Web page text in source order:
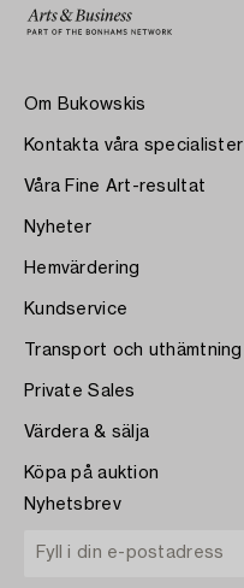
Om Bukowskis
Kontakta våra specialister
Våra Fine Art-resultat
Nyheter
Hemvärdering
Kundservice
Transport och uthämtning
Private Sales
Värdera & sälja
Köpa på auktion
Nyhetsbrev